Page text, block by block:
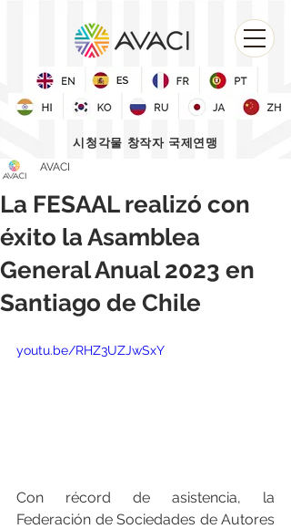
시청각물 창작자 국제연맹
La FESAAL realizó con
éxito la Asamblea
General Anual 2023 en
Santiago de Chile
AVACI
youtu.be/RHZ3UZJwSxY
Con récord de asistencia, la
Federación de Sociedades de Autores